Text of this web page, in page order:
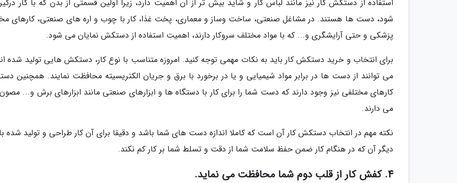
استفاده از دستکش کار نیز مانند لباس کار و شاید بیش تر از آن اهمیت دارد، زیرا اولین قسمتی از بدن که با کار
شود، دست ها هستند. در مشاغل صنعتی، ساخت وساز و معماری، پخت غذا، کار با چوب و اره های صنعتی، کارهای
پزشکی و حتی آرایشگری و... که با مواد مختلف سروکار دارند، اهمیت استفاده از دستکش نمایان می شود.
برای انتخاب و خرید دستکش کار باید به نکات مهمی توجه کنید. امروزه متناسب با نوع کار، دستکش هایی تولید شده
می توانند از دست ها در برابر مواد شیمیایی و یا در برخورد با برق و جریان الکتریسیته محافظت نمایند. همچنین
کارهای مختلفی نیز وجود دارند که دست شما را برای کار با دستگاه ها و ابزارهای صنعتی مانند ابزارهای برش و...
می دارند.
نکته مهم در انتخاب دستکش کار آن است که کاملا اندازه دست های شما باشد و دقیقا برای آن کار طراحی و تولید شده
دیگر آن که در هنگام کار ضمن حفظ سلامت شما از دقت و تسلط شما بر کار کم نکند.
4. کفش کار از قلب دوم شما محافظت می نماید.